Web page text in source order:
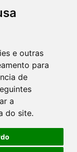
e outras
para
de
a
do site.